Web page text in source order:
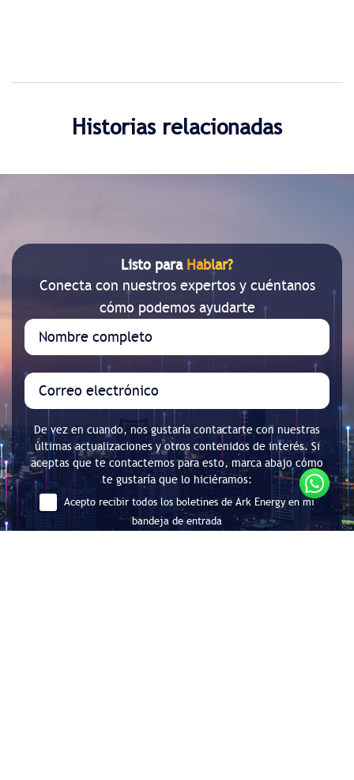
Historias relacionadas
Listo para Hablar?
Conecta con nuestros expertos y cuéntanos
cómo podemos ayudarte
De vez en cuando, nos gustaría contactarte con nuestras
últimas actualizaciones y otros contenidos de interés. Si
aceptas que te contactemos para esto, marca abajo cómo
te gustaría que lo hiciéramos:
Acepto recibir todos los boletines de Ark Energy en mi
bandeja de entrada